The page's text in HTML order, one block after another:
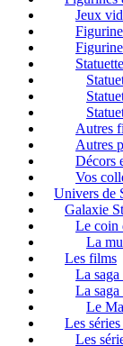
Jeux
Autres
Autres
Décors
Vos
Univers de
Galaxie
Le coin
La
Les films
La
La
Le
Les
Les